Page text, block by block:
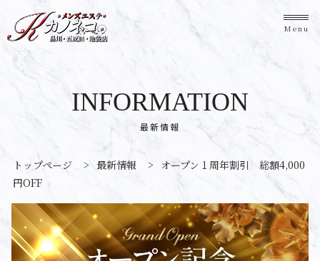
Menu
最新情報
INFORMATION
トップページ > 最新情報 > オープン１周年割引 総額4,000
円OFF